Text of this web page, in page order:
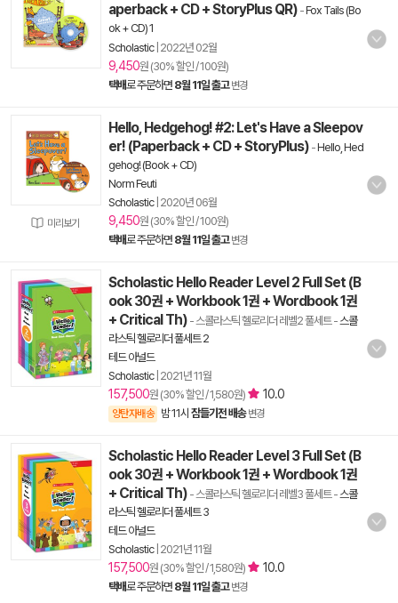
aperback + CD + StoryPlus QR) -Fox Tails (Bo
ok + CD) 1
Scholastic| 2022년 02월
9,450원 (30% 할인 / 100원)
택배로 주문하면 8월 11일 출고 변경
미리보기
Hello, Hedgehog! #2: Let's Have a Sleepov
er! (Paperback + CD + StoryPlus) -Hello, Hed
gehog! (Book + CD)
Norm Feuti
Scholastic| 2020년 06월
9,450원 (30% 할인 / 100원)
택배로 주문하면 8월 11일 출고 변경
Scholastic Hello Reader Level 2 Full Set (B
ook 30권 + Workbook 1권 + Wordbook 1권
+ Critical Th) - 스콜라스틱 헬로리더 레벨2 풀세트-스콜
라스틱 헬로리더 풀세트 2
테드 아널드
Scholastic| 2021년 11월
157,500원 (30% 할인 / 1,580원) 10.0
양탄자배송 밤 11시 잠들기전 배송 변경
Scholastic Hello Reader Level 3 Full Set (B
ook 30권 + Workbook 1권 + Wordbook 1권
+ Critical Th) - 스콜라스틱 헬로리더 레벨3 풀세트-스콜
라스틱 헬로리더 풀세트 3
테드 아널드
Scholastic| 2021년 11월
157,500원 (30% 할인 / 1,580원) 10.0
택배로 주문하면 8월 11일 출고 변경